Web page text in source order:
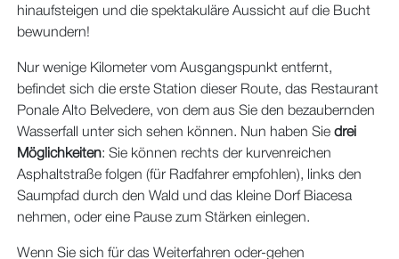
hinaufsteigen und die spektakuläre Aussicht auf die Bucht
bewundern!
Nur wenige Kilometer vom Ausgangspunkt entfernt,
befindet sich die erste Station dieser Route, das Restaurant
Ponale Alto Belvedere, von dem aus Sie den bezaubernden
Wasserfall unter sich sehen können. Nun haben Sie drei
Möglichkeiten: Sie können rechts der kurvenreichen
Asphaltstraße folgen (für Radfahrer empfohlen), links den
Saumpfad durch den Wald und das kleine Dorf Biacesa
nehmen, oder eine Pause zum Stärken einlegen.
Wenn Sie sich für das Weiterfahren oder-gehen